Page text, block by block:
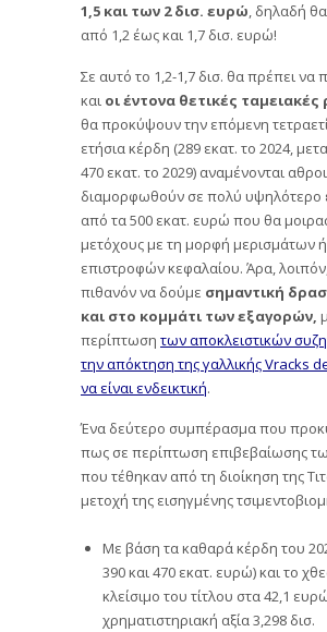
1,5 και των 2 δισ. ευρώ, δηλαδή
από 1,2 έως και 1,7 δισ. ευρώ!
Σε αυτό το 1,2-1,7 δισ. θα πρέπει να
και οι έντονα θετικές ταμειακές
θα προκύψουν την επόμενη
ετήσια κέρδη (289 εκατ. το 2024,
470 εκατ. το 2029) αναμένονται
διαμορφωθούν σε πολύ υψηλότερο
από τα 500 εκατ. ευρώ που θα
μετόχους με τη μορφή μερισμάτων ή
επιστροφών κεφαλαίου. Άρα,
πιθανόν να δούμε σημαντική
και στο κομμάτι των εξαγορών,
περίπτωση των αποκλειστικών
την απόκτηση της γαλλικής Vracks
να είναι ενδεικτική.
Ένα δεύτερο συμπέρασμα που
πως σε περίπτωση επιβεβαίωσης
που τέθηκαν από τη διοίκηση της
μετοχή της εισηγμένης
Με βάση τα καθαρά κέρδη του
390 και 470 εκατ. ευρώ) και το
κλείσιμο του τίτλου στα 42,1
χρηματιστηριακή αξία 3,298 δισ.